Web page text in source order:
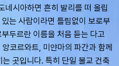
네시아하면 흔히 발리를 떠 올립
는 사람이라면 틀림없이 보로부
두르란 이름을 처음 듣는 다고
코르와트, 미얀마의 파간과 함께
곳입니다. 특히 단일 불교 건축